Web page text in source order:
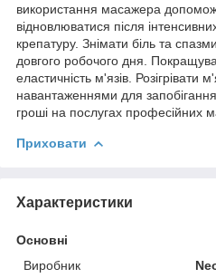
використання масажера
відновлюватися після
крепатуру. Знімати біль та
довгого робочого дня.
еластичність м'язів. Розігрівати
навантаженнями для
гроші на послугах професійних
Приховати
Характеристики
Основні
Виробник